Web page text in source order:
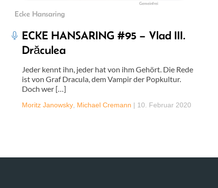
Gemeinfrei
Ecke Hansaring
ECKE HANSARING #95 – Vlad III.
Drăculea
Jeder kennt ihn, jeder hat von ihm Gehört. Die Rede
ist von Graf Dracula, dem Vampir der Popkultur.
Doch wer […]
Moritz Janowsky Michael Cremann | 10. Februar 2020